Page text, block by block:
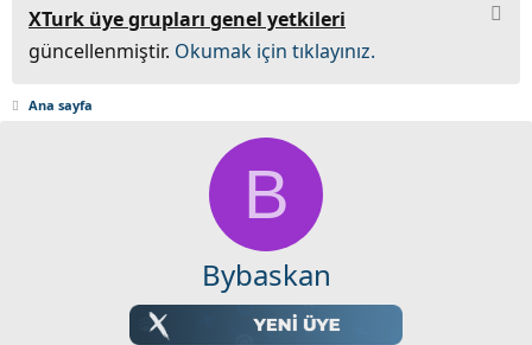
XTurk üye grupları genel yetkileri
güncellenmiştir. Okumak için tıklayınız.
Ana sayfa
B
Bybaskan